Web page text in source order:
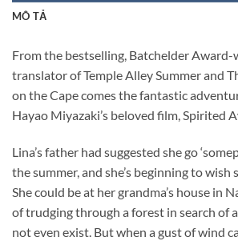
MÔ TẢ
From the bestselling, Batchelder
translator ofTemple Alley Summerand
on the Capecomes the fantastic
Hayao Miyazaki’s beloved film,Spirited
Lina’s father had suggested she go
the summer, and she’s beginning to wish
She could be at her grandma’s house in
of trudging through a forest in search of
not even exist. But when a gust of wind